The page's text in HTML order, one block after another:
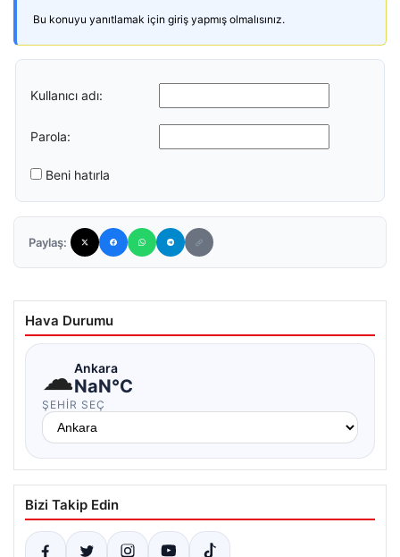
Bu konuyu yanıtlamak için giriş yapmış olmalısınız.
Kullanıcı adı:
Parola:
Beni hatırla
Paylaş:
Hava Durumu
☁Ankara
NaN°C
ŞEHIR SEÇ
Bizi Takip Edin